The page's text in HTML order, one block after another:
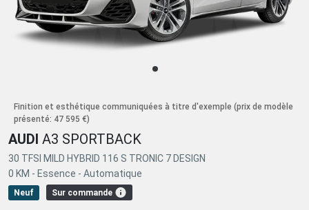
Finition et esthétique communiquées à titre d'exemple (prix de modèle
présenté: 47 595 €)
AUDI A3 SPORTBACK
30 TFSI MILD HYBRID 116 S TRONIC 7 DESIGN
0 KM - Essence - Automatique
Neuf Sur commande